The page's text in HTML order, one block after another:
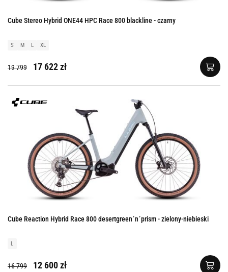
Cube Stereo Hybrid ONE44 HPC Race 800 blackline - czarny
S M L XL
19 799 17 622 zł
Cube Reaction Hybrid Race 800 desertgreen´n´prism - zielony-niebieski
L
16 799 12 600 zł